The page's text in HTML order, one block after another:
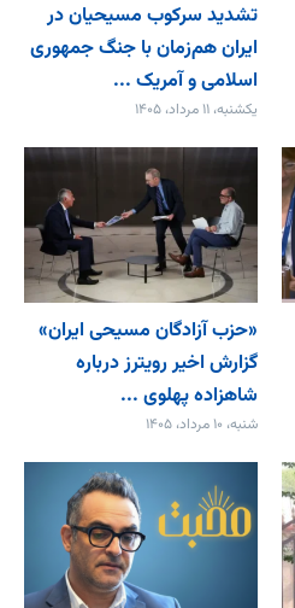
تشدید سرکوب مسیحیان در
ایران هم‌زمان با جنگ جمهوری
اسلامی و آمریک ...
یکشنبه، ۱۱ مرداد، ۱۴۰۵
«حزب آزادگان مسیحی ایران»
گزارش اخیر رویترز درباره
شاهزاده پهلوی ...
شنبه، ۱۰ مرداد، ۱۴۰۵